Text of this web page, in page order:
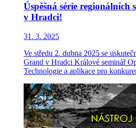
Úspěšná série regionálních
v Hradci!
31. 3. 2025
Ve středu 2. dubna 2025 se
Grand v Hradci Králové seminář
Technologie a aplikace pro